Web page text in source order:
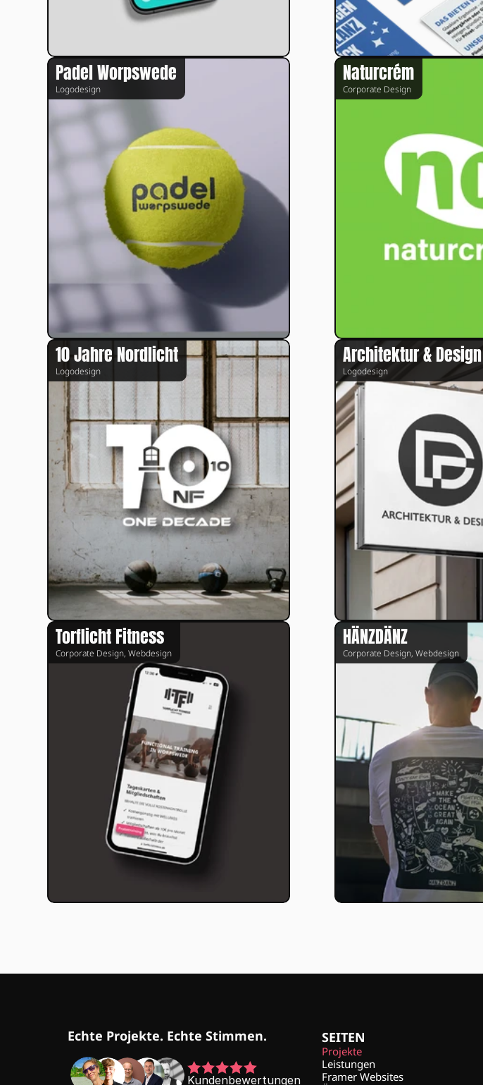
Padel Worpswede
Logodesign
10 Jahre Nordlicht
Logodesign
Torflicht Fitness
Corporate Design, Webdesign
Naturcrém
Corporate Design
Architektur & Design
Logodesign
HÄNZDÄNZ
Corporate Design, Webdesign
Echte Projekte. Echte Stimmen.
Kundenbewertungen
SEITEN
Projekte
Leistungen
Framer Websites